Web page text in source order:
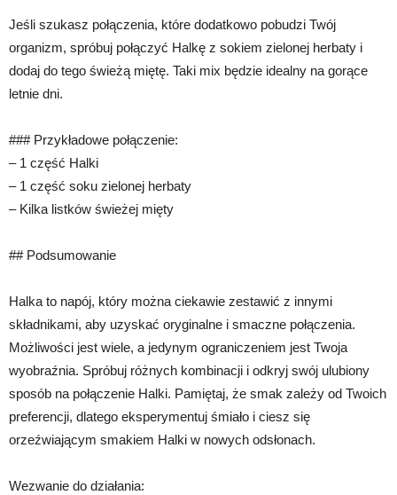
Jeśli szukasz połączenia, które dodatkowo pobudzi Twój
organizm, spróbuj połączyć Halkę z sokiem zielonej herbaty i
dodaj do tego świeżą miętę. Taki mix będzie idealny na gorące
letnie dni.
### Przykładowe połączenie:
– 1 część Halki
– 1 część soku zielonej herbaty
– Kilka listków świeżej mięty
## Podsumowanie
Halka to napój, który można ciekawie zestawić z innymi
składnikami, aby uzyskać oryginalne i smaczne połączenia.
Możliwości jest wiele, a jedynym ograniczeniem jest Twoja
wyobraźnia. Spróbuj różnych kombinacji i odkryj swój ulubiony
sposób na połączenie Halki. Pamiętaj, że smak zależy od Twoich
preferencji, dlatego eksperymentuj śmiało i ciesz się
orzeźwiającym smakiem Halki w nowych odsłonach.
Wezwanie do działania: